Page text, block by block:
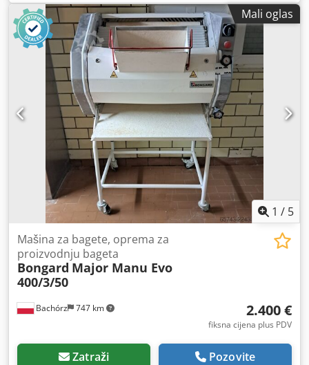
Mali oglas
1 / 5
Bachórz 747 km
Mašina za bagete, oprema za
proizvodnju bageta
Bongard Major Manu Evo
400/3/50
2.400 €
fiksna cijena plus PDV
Zatraži Pozovite